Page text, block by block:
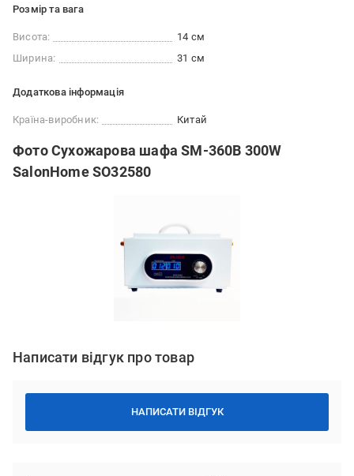
Розмір та вага
Висота:
14 см
Ширина:
31 см
Додаткова інформація
Країна-виробник: Китай
Фото Сухожарова шафа SM-360B 300W
SalonHome SO32580
Написати відгук про товар
НАПИСАТИ ВІДГУК